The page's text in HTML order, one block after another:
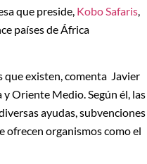
que preside, Kobo Safaris
países de África
que existen, comenta Javier
Oriente Medio. Según él, las
ayudas, subvenciones
ofrecen organismos como el